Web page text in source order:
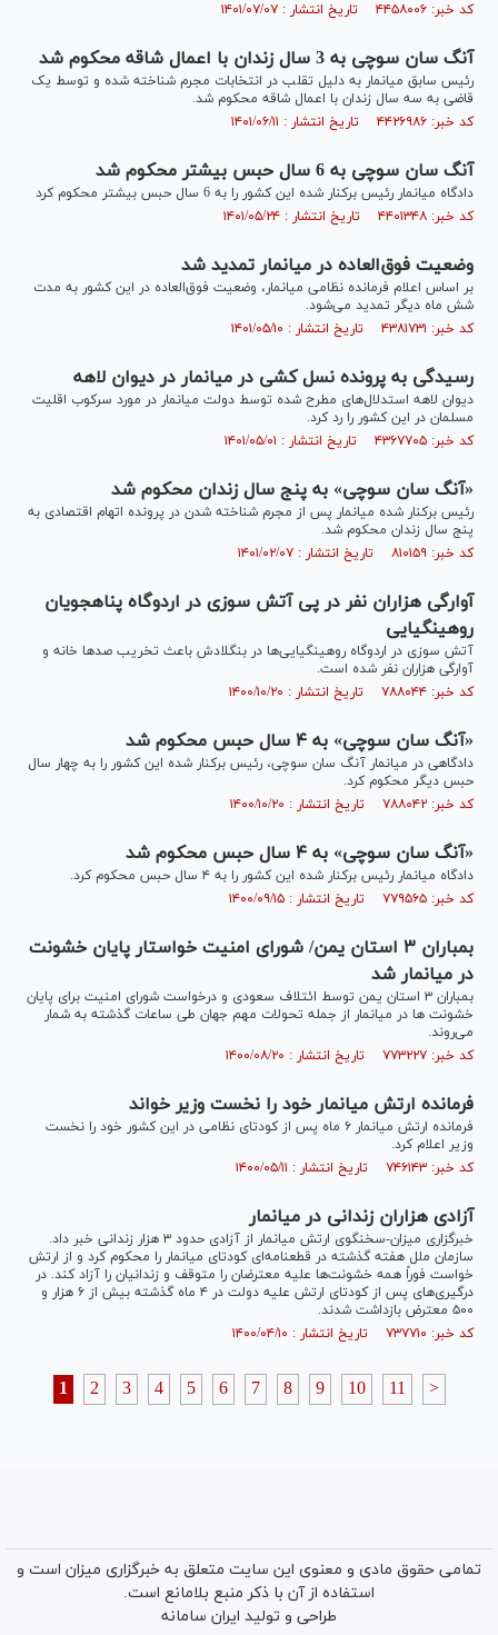
کد خبر: ۴۴۵۸۰۰۶ تاریخ انتشار : ۱۴۰۱/۰۷/۰۷
آنگ سان سوچی به 3 سال زندان با اعمال شاقه محکوم شد
رئیس سابق میانمار به دلیل تقلب در انتخابات مجرم شناخته شده و توسط یک
قاضی به سه سال زندان با اعمال شاقه محکوم شد.
کد خبر: ۴۴۲۶۹۸۶ تاریخ انتشار : ۱۴۰۱/۰۶/۱۱
آنگ سان سوچی به 6 سال حبس بیشتر محکوم شد
دادگاه میانمار رئیس برکنار شده این کشور را به 6 سال حبس بیشتر محکوم کرد
کد خبر: ۴۴۰۱۳۴۸ تاریخ انتشار : ۱۴۰۱/۰۵/۲۴
وضعیت فوق‌العاده در میانمار تمدید شد
بر اساس اعلام فرمانده نظامی میانمار، وضعیت فوق‌العاده در این کشور به مدت
شش ماه دیگر تمدید می‌شود.
کد خبر: ۴۳۸۱۷۳۱ تاریخ انتشار : ۱۴۰۱/۰۵/۱۰
رسیدگی به پرونده نسل کشی در میانمار در دیوان لاهه
دیوان لاهه استدلال‌های مطرح شده توسط دولت میانمار در مورد سرکوب اقلیت
مسلمان در این کشور را رد کرد.
کد خبر: ۴۳۶۷۷۰۵ تاریخ انتشار : ۱۴۰۱/۰۵/۰۱
«آنگ سان سوچی» به پنج سال زندان محکوم شد
رئیس برکنار شده میانمار پس از مجرم شناخته شدن در پرونده اتهام اقتصادی به
پنج سال زندان محکوم شد.
کد خبر: ۸۱۰۱۵۹ تاریخ انتشار : ۱۴۰۱/۰۲/۰۷
آوارگی هزاران نفر در پی آتش سوزی در اردوگاه پناهجویان
روهینگیایی
آتش سوزی در اردوگاه روهینگیایی‌ها در بنگلادش باعث تخریب صدها خانه و
آوارگی هزاران نفر شده است.
کد خبر: ۷۸۸۰۴۴ تاریخ انتشار : ۱۴۰۰/۱۰/۲۰
«آنگ سان سوچی» به ۴ سال حبس محکوم شد
دادگاهی در میانمار آنگ سان سوچی، رئیس برکنار شده این کشور را به چهار سال
حبس دیگر محکوم کرد.
کد خبر: ۷۸۸۰۴۲ تاریخ انتشار : ۱۴۰۰/۱۰/۲۰
«آنگ سان سوچی» به ۴ سال حبس محکوم شد
دادگاه میانمار رئیس برکنار شده این کشور را به ۴ سال حبس محکوم کرد.
کد خبر: ۷۷۹۵۶۵ تاریخ انتشار : ۱۴۰۰/۰۹/۱۵
بمباران ۳ استان یمن/ شورای امنیت خواستار پایان خشونت
در میانمار شد
بمباران ۳ استان یمن توسط ائتلاف سعودی و درخواست شورای امنیت برای پایان
خشونت ها در میانمار از جمله تحولات مهم جهان طی ساعات گذشته به شمار
می‌روند.
کد خبر: ۷۷۳۲۲۷ تاریخ انتشار : ۱۴۰۰/۰۸/۲۰
فرمانده ارتش میانمار خود را نخست وزیر خواند
فرمانده ارتش میانمار ۶ ماه پس از کودتای نظامی در این کشور خود را نخست
وزیر اعلام کرد.
کد خبر: ۷۴۶۱۴۳ تاریخ انتشار : ۱۴۰۰/۰۵/۱۱
آزادی هزاران زندانی در میانمار
خبرگزاری میزان-سخنگوی ارتش میانمار از آزادی حدود ۳ هزار زندانی خبر داد.
سازمان ملل هفته گذشته در قطعنامه‌ای کودتای میانمار را محکوم کرد و از ارتش
خواست فوراً همه خشونت‌ها علیه معترضان را متوقف و زندانیان را آزاد کند. در
درگیری‌های پس از کودتای ارتش علیه دولت در ۴ ماه گذشته بیش از ۶ هزار و
۵۰۰ معترض بازداشت شدند.
کد خبر: ۷۳۷۷۱۰ تاریخ انتشار : ۱۴۰۰/۰۴/۱۰
1 2 3 4 5 6 7 8 9 10 11 >
تمامی حقوق مادی و معنوی این سایت متعلق به خبرگزاری میزان است و
استفاده از آن با ذکر منبع بلامانع است.
طراحی و تولید ایران سامانه